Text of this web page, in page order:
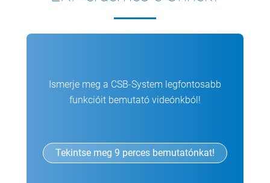
Ismerje meg a CSB-System legfontosabb
funkcióit bemutató videónkból!
Tekintse meg 9 perces bemutatónkat!